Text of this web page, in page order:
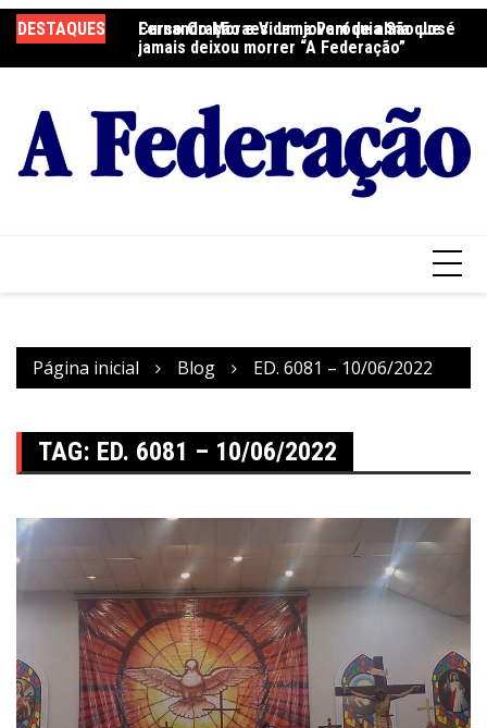
para
o
DESTAQUES
Fernando Moraes: um jovem de alma que
jamais deixou morrer “A Federação”
Curso Oração e Vida na Paróquia São José
Página inicial Blog ED. 6081 – 10/06/2022
TAG: ED. 6081 – 10/06/2022